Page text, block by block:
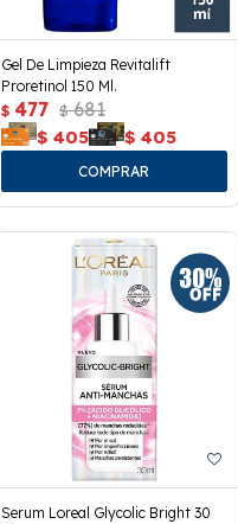
Gel De Limpieza Revitalift
Proretinol 150 Ml.
$ 477 $ 681
$ 405 $ 405
Serum Loreal Glycolic Bright 30